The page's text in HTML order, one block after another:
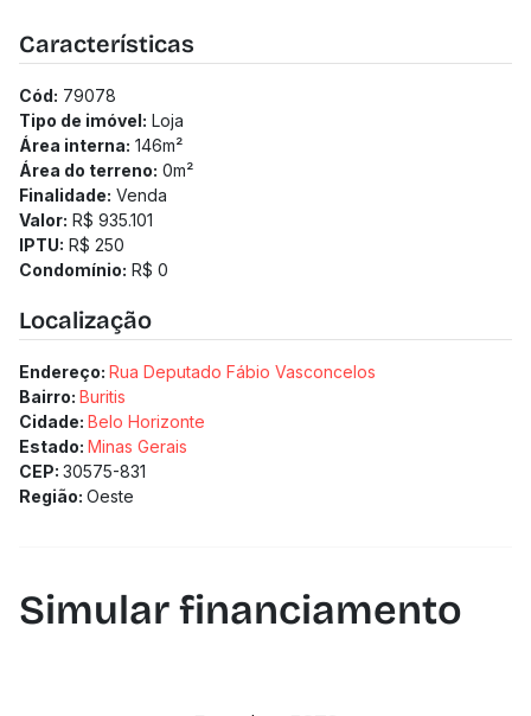
Características
Cód: 79078
Tipo de imóvel: Loja
Área interna: 146m²
Área do terreno: 0m²
Finalidade: Venda
Valor: R$ 935.101
IPTU: R$ 250
Condomínio: R$ 0
Localização
Endereço: Rua Deputado Fábio Vasconcelos
Bairro: Buritis
Cidade: Belo Horizonte
Estado: Minas Gerais
CEP: 30575-831
Região: Oeste
Simular financiamento